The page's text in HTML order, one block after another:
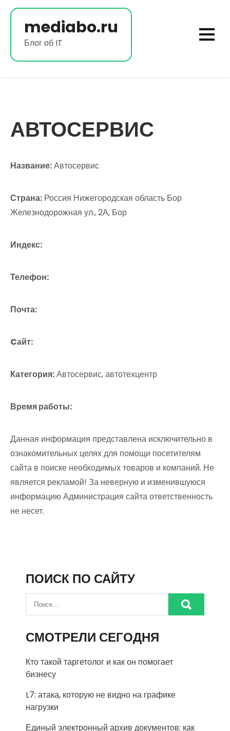
Перейти
содержимомуmediabo.ru
Блог об IT
АВТОСЕРВИС
Название:Автосервис
Страна: Россия Нижегородская область Бор
Железнодорожная ул., 2А, Бор
Индекс:
Телефон:
Почта:
Cайт:
Категория:Автосервис, автотехцентр
Время работы:
Данная информация представлена исключительно в
ознакомительных целях для помощи посетителям
сайта в поиске необходимых товаров и компаний. Не
является рекламой! За неверную и изменившуюся
информацию Администрация сайта ответственность
не несет.
ПОИСК ПО САЙТУ
СМОТРЕЛИ СЕГОДНЯ
Кто такой таргетолог и как он помогает
бизнесу
L7: атака, которую не видно на графике
нагрузки
Единый электронный архив документов: как